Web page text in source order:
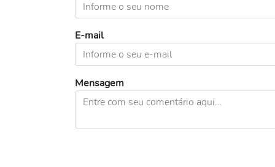
E-mail
Mensagem